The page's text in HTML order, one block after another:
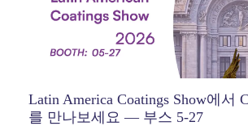
Latin America Coatings Show에서
를 만나보세요 — 부스 5-27